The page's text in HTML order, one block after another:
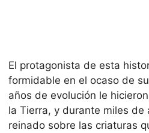
El protagonista de esta
formidable en el ocaso de
años de evolución le
la Tierra, y durante miles de
reinado sobre las criaturas